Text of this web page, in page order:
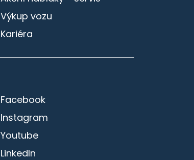
Výkup vozu
Kariéra
Facebook
Instagram
Youtube
LinkedIn